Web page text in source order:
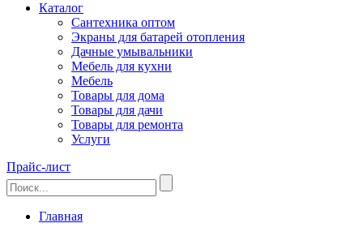
Каталог
Сантехника оптом
Экраны для батарей отопления
Дачные умывальники
Мебель для кухни
Мебель
Товары для дома
Товары для дачи
Товары для ремонта
Услуги
Прайс-лист
Главная